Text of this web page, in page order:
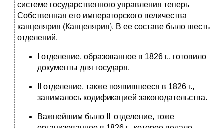
системе государственного управления теперь
Собственная его императорского величества
канцелярия (Канцелярия). В ее составе было шесть
отделений.
I отделение, образованное в 1826 г., готовило
документы для государя.
II отделение, также появившееся в 1826 г.,
занималось кодификацией законодательства.
Важнейшим было III отделение, тоже